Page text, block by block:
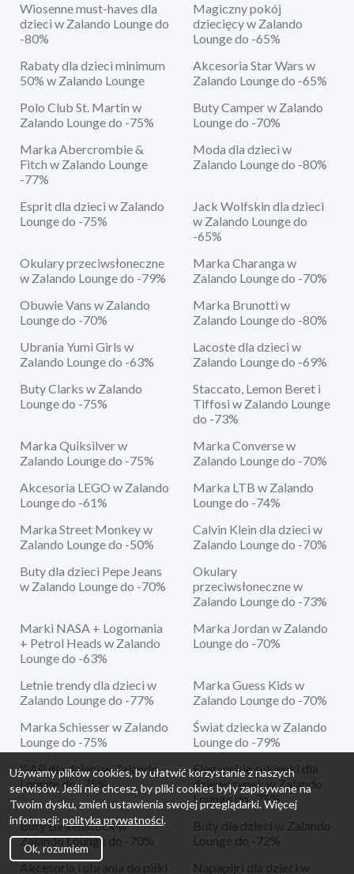
Wiosenne must-haves dla
dzieci w Zalando Lounge do
-80%
Magiczny pokój
dziecięcy w Zalando
Lounge do -65%
Rabaty dla dzieci minimum
50% w Zalando Lounge
Akcesoria Star Wars w
Zalando Lounge do -65%
Polo Club St. Martin w
Zalando Lounge do -75%
Buty Camper w Zalando
Lounge do -70%
Marka Abercrombie &
Fitch w Zalando Lounge
-77%
Moda dla dzieci w
Zalando Lounge do -80%
Esprit dla dzieci w Zalando
Lounge do -75%
Jack Wolfskin dla dzieci
w Zalando Lounge do
-65%
Okulary przeciwsłoneczne
w Zalando Lounge do -79%
Marka Charanga w
Zalando Lounge do -70%
Obuwie Vans w Zalando
Lounge do -70%
Marka Brunotti w
Zalando Lounge do -80%
Ubrania Yumi Girls w
Zalando Lounge do -63%
Lacoste dla dzieci w
Zalando Lounge do -69%
Buty Clarks w Zalando
Lounge do -75%
Staccato, Lemon Beret i
Tiffosi w Zalando Lounge
do -73%
Marka Quiksilver w
Zalando Lounge do -75%
Marka Converse w
Zalando Lounge do -70%
Akcesoria LEGO w Zalando
Lounge do -61%
Marka LTB w Zalando
Lounge do -74%
Marka Street Monkey w
Zalando Lounge do -50%
Calvin Klein dla dzieci w
Zalando Lounge do -70%
Buty dla dzieci Pepe Jeans
w Zalando Lounge do -70%
Okulary
przeciwsłoneczne w
Zalando Lounge do -73%
Marki NASA + Logomania
+ Petrol Heads w Zalando
Lounge do -63%
Marka Jordan w Zalando
Lounge do -70%
Letnie trendy dla dzieci w
Zalando Lounge do -77%
Marka Guess Kids w
Zalando Lounge do -70%
Marka Schiesser w Zalando
Lounge do -75%
Świat dziecka w Zalando
Lounge do -79%
GAP dla dzieci w Zalando
Lounge do -75%
Eleganckie sukienki dla
dziewczynek w Zalando
Lounge do -75%
Buty Birkenstock w
Zalando Lounge do -70%
Buty dla dzieci w Zalando
Lounge do -72%
Akcesoria i ubrania do piłki
Napapijri dla dzieci w
Używamy plików cookies, by ułatwić korzystanie z naszych
serwisów. Jeśli nie chcesz, by pliki cookies były zapisywane na
Twoim dysku, zmień ustawienia swojej przeglądarki. Więcej
informacji: polityka prywatności.
Ok, rozumiem